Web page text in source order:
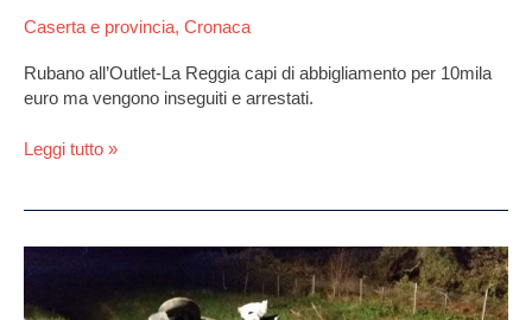
Caserta e provincia, Cronaca
Rubano all’Outlet-La Reggia capi di abbigliamento per 10mila
euro ma vengono inseguiti e arrestati.
euro:
e
arrestati
foggiani.
Leggi tutto »
violento
incidente